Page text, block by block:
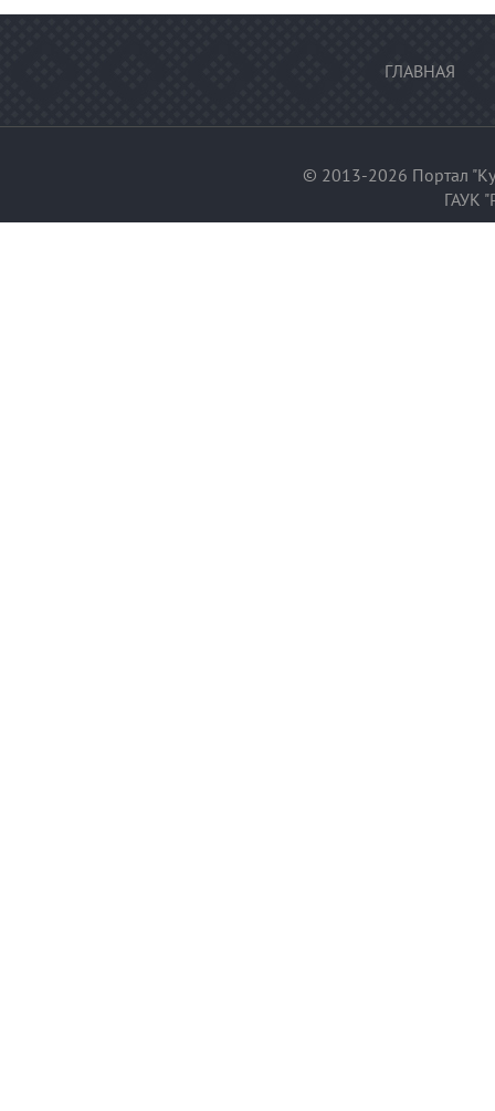
ГЛАВНАЯ
© 2013-2026 Портал
ГАУК